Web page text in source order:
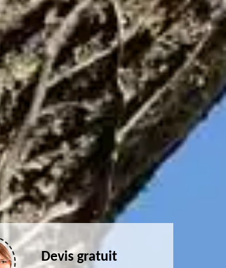
Devis gratuit